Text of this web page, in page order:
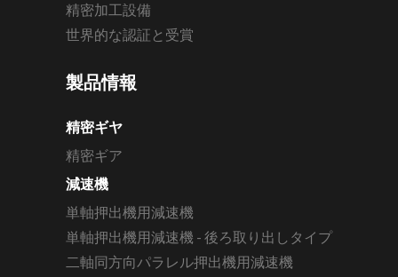
精密加工設備
世界的な認証と受賞
製品情報
精密ギヤ
精密ギア
減速機
単軸押出機用減速機
単軸押出機用減速機 - 後ろ取り出しタイプ
二軸同方向パラレル押出機用減速機